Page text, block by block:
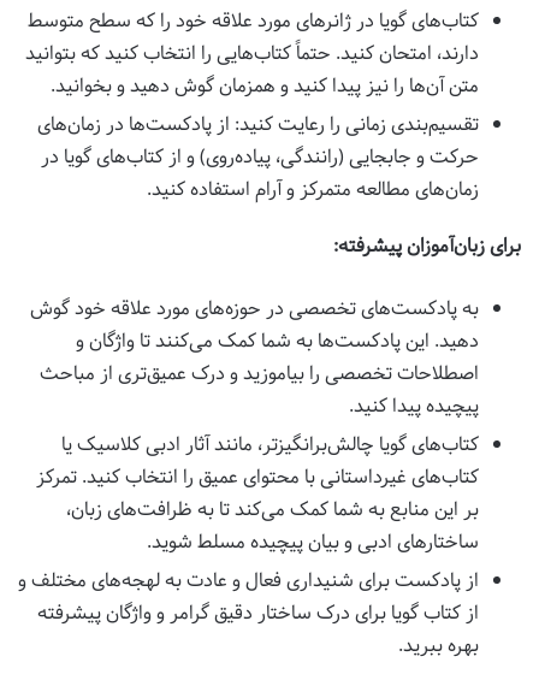
کتاب‌های گویا در ژانرهای مورد علاقه خود را که سطح متوسط
دارند، امتحان کنید. حتماً کتاب‌هایی را انتخاب کنید که بتوانید
متن آن‌ها را نیز پیدا کنید و همزمان گوش دهید و بخوانید.
تقسیم‌بندی زمانی را رعایت کنید: از پادکست‌ها در زمان‌های
حرکت و جابجایی (رانندگی، پیاده‌روی) و از کتاب‌های گویا در
زمان‌های مطالعه متمرکز و آرام استفاده کنید.
برای زبان‌آموزان پیشرفته:
به پادکست‌های تخصصی در حوزه‌های مورد علاقه خود گوش
دهید. این پادکست‌ها به شما کمک می‌کنند تا واژگان و
اصطلاحات تخصصی را بیاموزید و درک عمیق‌تری از مباحث
پیچیده پیدا کنید.
کتاب‌های گویا چالش‌برانگیزتر، مانند آثار ادبی کلاسیک یا
کتاب‌های غیرداستانی با محتوای عمیق را انتخاب کنید. تمرکز
بر این منابع به شما کمک می‌کند تا به ظرافت‌های زبان،
ساختارهای ادبی و بیان پیچیده مسلط شوید.
از پادکست برای شنیداری فعال و عادت به لهجه‌های مختلف و
از کتاب گویا برای درک ساختار دقیق گرامر و واژگان پیشرفته
بهره ببرید.